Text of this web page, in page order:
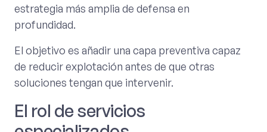
estrategia más amplia de defensa en
profundidad.
El objetivo es añadir una capa preventiva capaz
de reducir explotación antes de que otras
soluciones tengan que intervenir.
El rol de servicios